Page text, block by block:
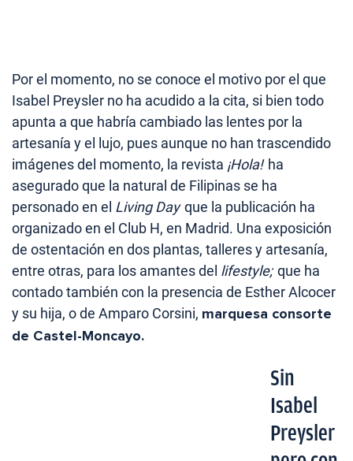
Por el momento, no se conoce el motivo por el que
Isabel Preysler no ha acudido a la cita, si bien todo
apunta a que habría cambiado las lentes por la
artesanía y el lujo, pues aunque no han trascendido
imágenes del momento, la revista ¡Hola!ha
asegurado que la natural de Filipinas se ha
personado en el Living Dayque la publicación ha
organizado en el Club H, en Madrid. Una exposición
de ostentación en dos plantas, talleres y artesanía,
entre otras, para los amantes del lifestyle; que ha
contado también con la presencia de Esther Alcocer
y su hija, o de Amparo Corsini, marquesa consorte
de Castel-Moncayo.
Sin
Isabel
Preysler